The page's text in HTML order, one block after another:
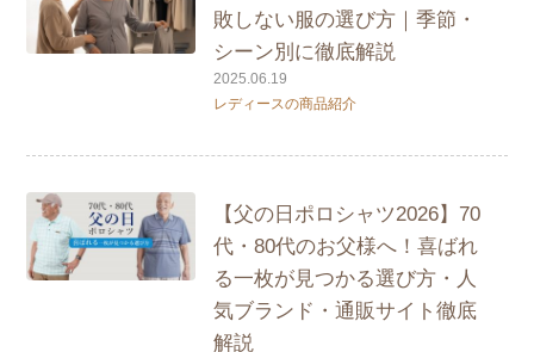
敗しない服の選び方｜季節・
シーン別に徹底解説
2025.06.19
レディースの商品紹介
【父の日ポロシャツ2026】70
代・80代のお父様へ！喜ばれ
る一枚が見つかる選び方・人
気ブランド・通販サイト徹底
解説